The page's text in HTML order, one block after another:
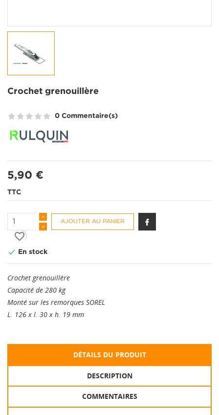
Crochet grenouillère
0 Commentaire(s)
5,90 €
TTC
AJOUTER AU PANIER
favorite_border
 En stock
Crochet grenouillère
Capacité de 280 kg
Monté sur les remorques SOREL
L. 126 x l. 30 x h. 19 mm
DÉTAILS DU PRODUIT
DESCRIPTION
COMMENTAIRES